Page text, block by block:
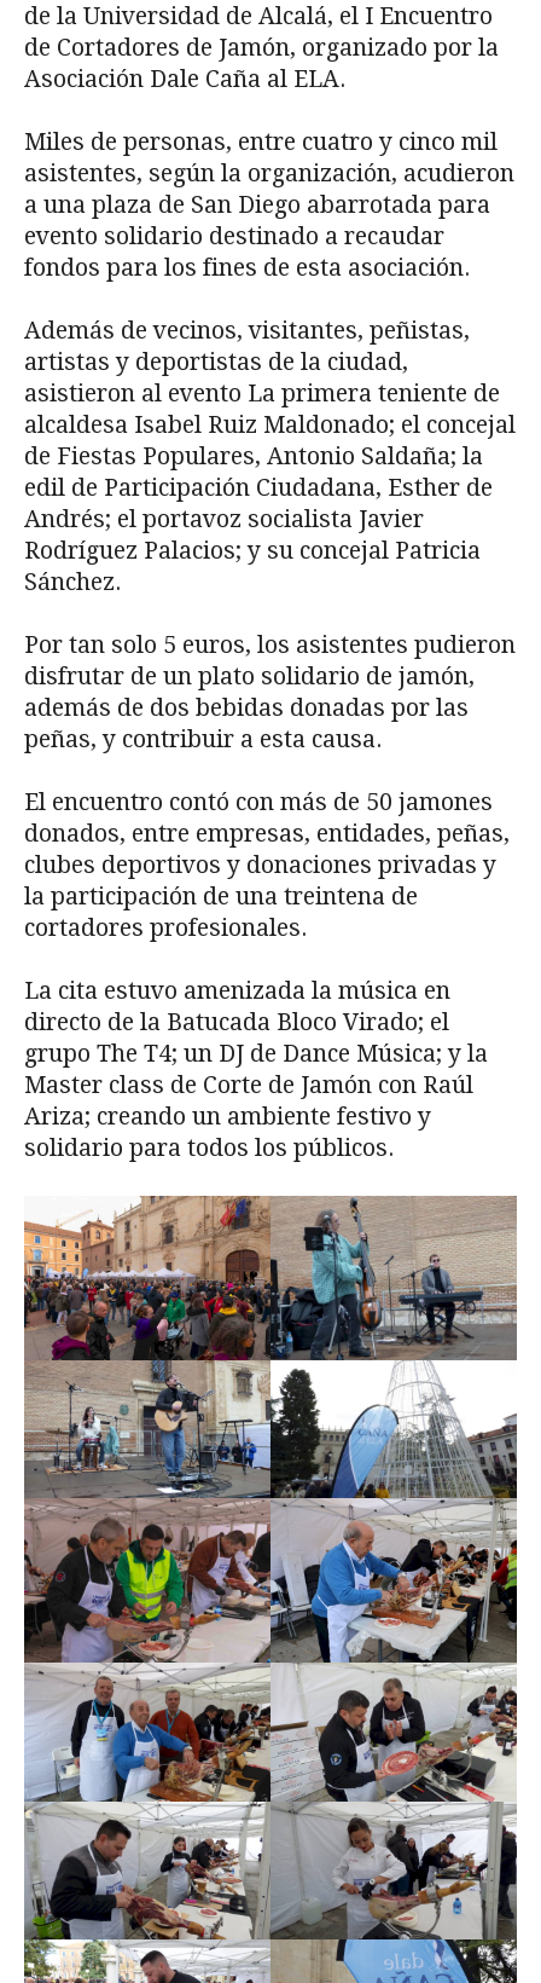
de la Universidad de Alcalá, el I Encuentro
de Cortadores de Jamón, organizado por la
Asociación Dale Caña al ELA.
Miles de personas, entre cuatro y cinco mil
asistentes, según la organización, acudieron
a una plaza de San Diego abarrotada para
evento solidario destinado a recaudar
fondos para los fines de esta asociación.
Además de vecinos, visitantes, peñistas,
artistas y deportistas de la ciudad,
asistieron al evento La primera teniente de
alcaldesa Isabel Ruiz Maldonado; el concejal
de Fiestas Populares, Antonio Saldaña; la
edil de Participación Ciudadana, Esther de
Andrés; el portavoz socialista Javier
Rodríguez Palacios; y su concejal Patricia
Sánchez.
Por tan solo 5 euros, los asistentes pudieron
disfrutar de un plato solidario de jamón,
además de dos bebidas donadas por las
peñas, y contribuir a esta causa.
El encuentro contó con más de 50 jamones
donados, entre empresas, entidades, peñas,
clubes deportivos y donaciones privadas y
la participación de una treintena de
cortadores profesionales.
La cita estuvo amenizada la música en
directo de la Batucada Bloco Virado; el
grupo The T4; un DJ de Dance Música; y la
Master class de Corte de Jamón con Raúl
Ariza; creando un ambiente festivo y
solidario para todos los públicos.